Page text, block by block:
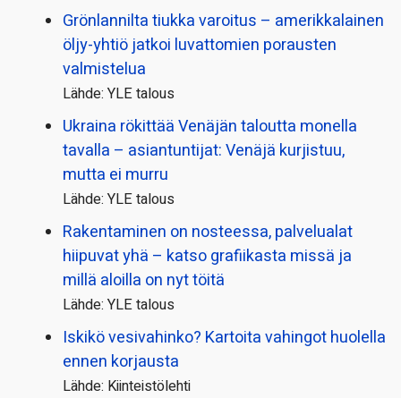
Grönlannilta tiukka varoitus – amerikkalainen
öljy-yhtiö jatkoi luvattomien porausten
valmistelua
Lähde: YLE talous
Ukraina rökittää Venäjän taloutta monella
tavalla – asiantuntijat: Venäjä kurjistuu,
mutta ei murru
Lähde: YLE talous
Rakentaminen on nosteessa, palvelualat
hiipuvat yhä – katso grafiikasta missä ja
millä aloilla on nyt töitä
Lähde: YLE talous
Iskikö vesivahinko? Kartoita vahingot huolella
ennen korjausta
Lähde: Kiinteistölehti